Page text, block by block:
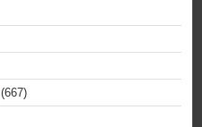
(667)